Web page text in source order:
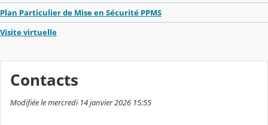
Plan Particulier de Mise en Sécurité PPMS
Visite virtuelle
Contacts
Modifiée le mercredi 14 janvier 2026 15:55